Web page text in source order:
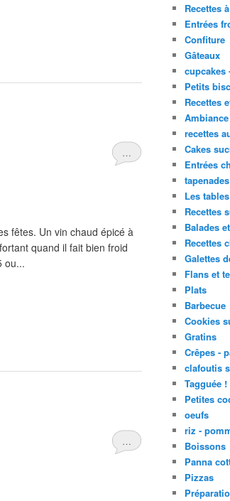
…
fêtes. Un vin chaud épicé à
quand il fait bien froid
ou...
…
Recettes
Entrées
Confiture
Gâteaux
cupcakes
Petits
Recettes
recettes
Cakes
Entrées
Les
Recettes
Balades
Recettes
Galettes
Flans et
Plats
Barbecue
Cookies
Gratins
Crêpes -
clafoutis
Tagguée !
Petites
oeufs
riz -
Boissons
Panna
Pizzas